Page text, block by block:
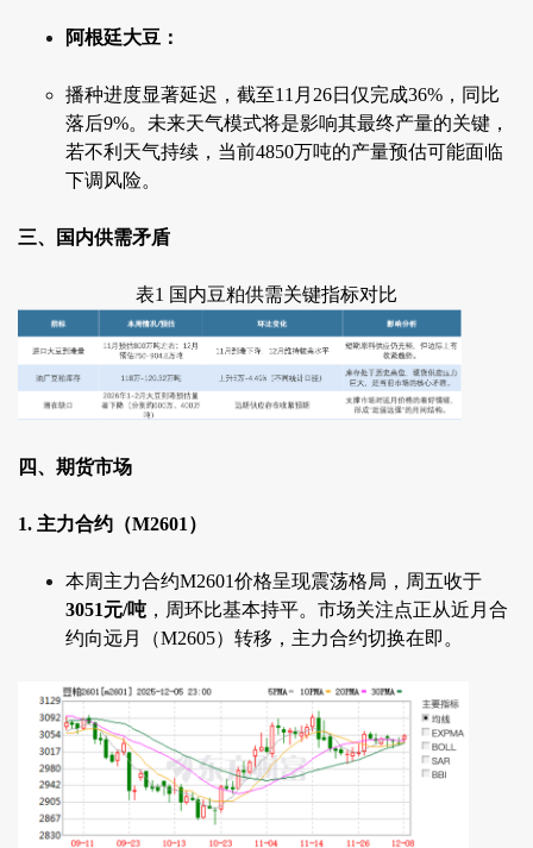
阿根廷大豆：
播种进度显著延迟，截至11月26日仅完成36%，同比
落后9%。未来天气模式将是影响其最终产量的关键，
若不利天气持续，当前4850万吨的产量预估可能面临
下调风险。
三、国内供需矛盾
表1 国内豆粕供需关键指标对比
四、期货市场
1. 主力合约（M2601）
本周主力合约M2601价格呈现震荡格局，周五收于
3051元/吨 ，周环比基本持平。市场关注点正从近月合
约向远月（M2605）转移，主力合约切换在即。